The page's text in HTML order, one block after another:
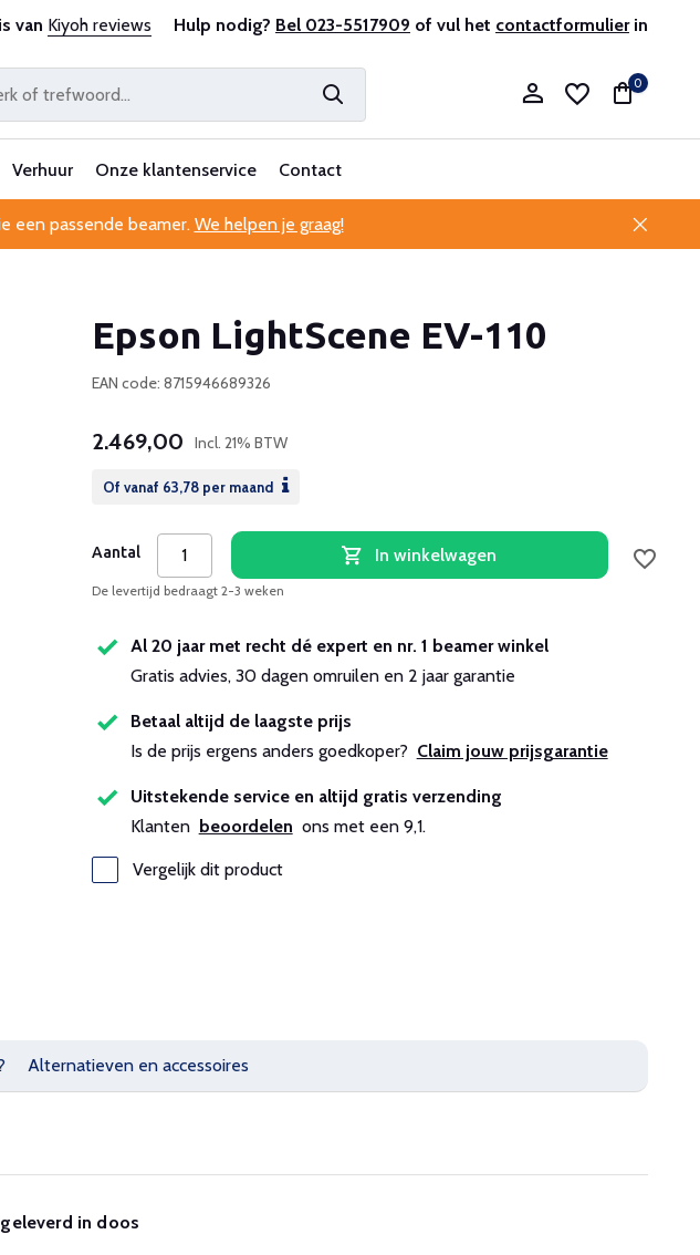
Professionele klantenservice
van Kiyoh reviews Hulp nodig? Bel 023-5517909 of vul het contactformulierin
Account aanmaken
0
Verhuur Onze klantenservice Contact
een passende beamer. We helpen je graag!
Epson LightScene EV-110
EAN code: 8715946689326
2.469,00 Incl. 21% BTW
Of vanaf 63,78per maand
Aantal In winkelwagen
De levertijd bedraagt 2-3 weken
Al 20 jaar met recht dé expert en nr. 1 beamer winkel
Gratis advies, 30 dagen omruilen en 2 jaar garantie
Betaal altijd de laagste prijs
Is de prijs ergens anders goedkoper? Claim jouw prijsgarantie
Uitstekende service en altijd gratis verzending
Klanten beoordelen ons met een 9,1.
Vergelijk dit product
Alternatieven en accessoires
in doos